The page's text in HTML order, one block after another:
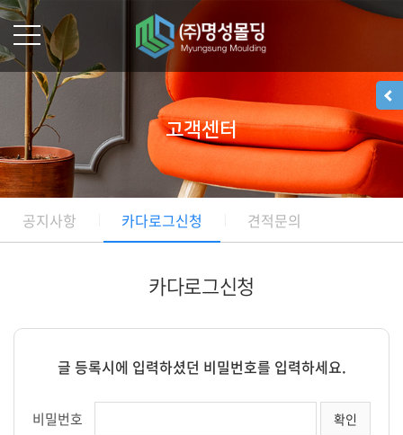
고객센터
공지사항 카다로그신청 견적문의
카다로그신청
글 등록시에 입력하셨던 비밀번호를 입력하세요.
비밀번호